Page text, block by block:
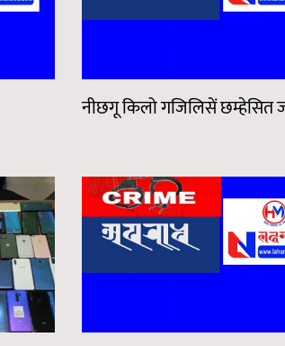
नीछगू किलो गजिलिसें छम्हेसित